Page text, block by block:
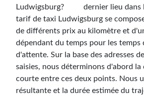
dernier lieu dans
tarif de taxi Ludwigsburg se
de différents prix au kilomètre et
dépendant du temps pour les
d'attente. Sur la base des adresses
saisies, nous déterminons d'abord la
courte entre ces deux points. Nous
résultante et la durée estimée du